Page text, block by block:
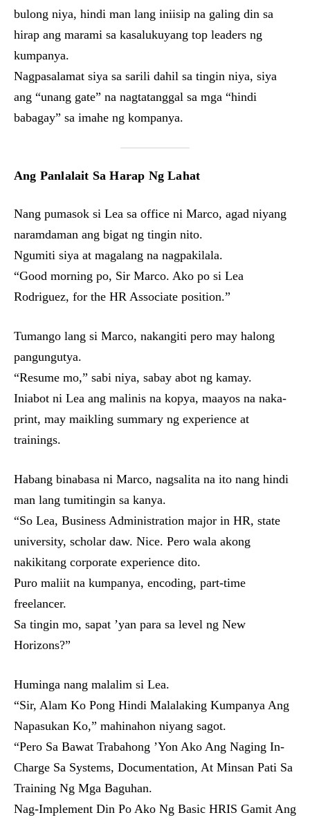
bulong niya, hindi man lang iniisip na galing din sa
hirap ang marami sa kasalukuyang top leaders ng
kumpanya.
Nagpasalamat siya sa sarili dahil sa tingin niya, siya
ang “unang gate” na nagtatanggal sa mga “hindi
babagay” sa imahe ng kompanya.
Ang Panlalait Sa Harap Ng Lahat
Nang pumasok si Lea sa office ni Marco, agad niyang
naramdaman ang bigat ng tingin nito.
Ngumiti siya at magalang na nagpakilala.
“Good morning po, Sir Marco. Ako po si Lea
Rodriguez, for the HR Associate position.”
Tumango lang si Marco, nakangiti pero may halong
pangungutya.
“Resume mo,” sabi niya, sabay abot ng kamay.
Iniabot ni Lea ang malinis na kopya, maayos na naka-
print, may maikling summary ng experience at
trainings.
Habang binabasa ni Marco, nagsalita na ito nang hindi
man lang tumitingin sa kanya.
“So Lea, Business Administration major in HR, state
university, scholar daw. Nice. Pero wala akong
nakikitang corporate experience dito.
Puro maliit na kumpanya, encoding, part-time
freelancer.
Sa tingin mo, sapat ’yan para sa level ng New
Horizons?”
Huminga nang malalim si Lea.
“Sir, Alam Ko Pong Hindi Malalaking Kumpanya Ang
Napasukan Ko,” mahinahon niyang sagot.
“Pero Sa Bawat Trabahong ’Yon Ako Ang Naging In-
Charge Sa Systems, Documentation, At Minsan Pati Sa
Training Ng Mga Baguhan.
Nag-Implement Din Po Ako Ng Basic HRIS Gamit Ang